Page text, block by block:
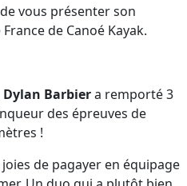
de vous présenter son
de Canoé Kayak.
Dylan Barbiera remporté 3
des épreuves de
!
de pagayer en équipage